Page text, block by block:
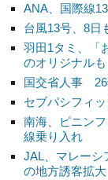
ANA、国際線
台風13号、8
羽田1タミ、「
のオリジナルも
国交省人事 26
セブパシフィ
南海、ピニン
線乗り入れ
JAL、マレー
の地方誘客拡大